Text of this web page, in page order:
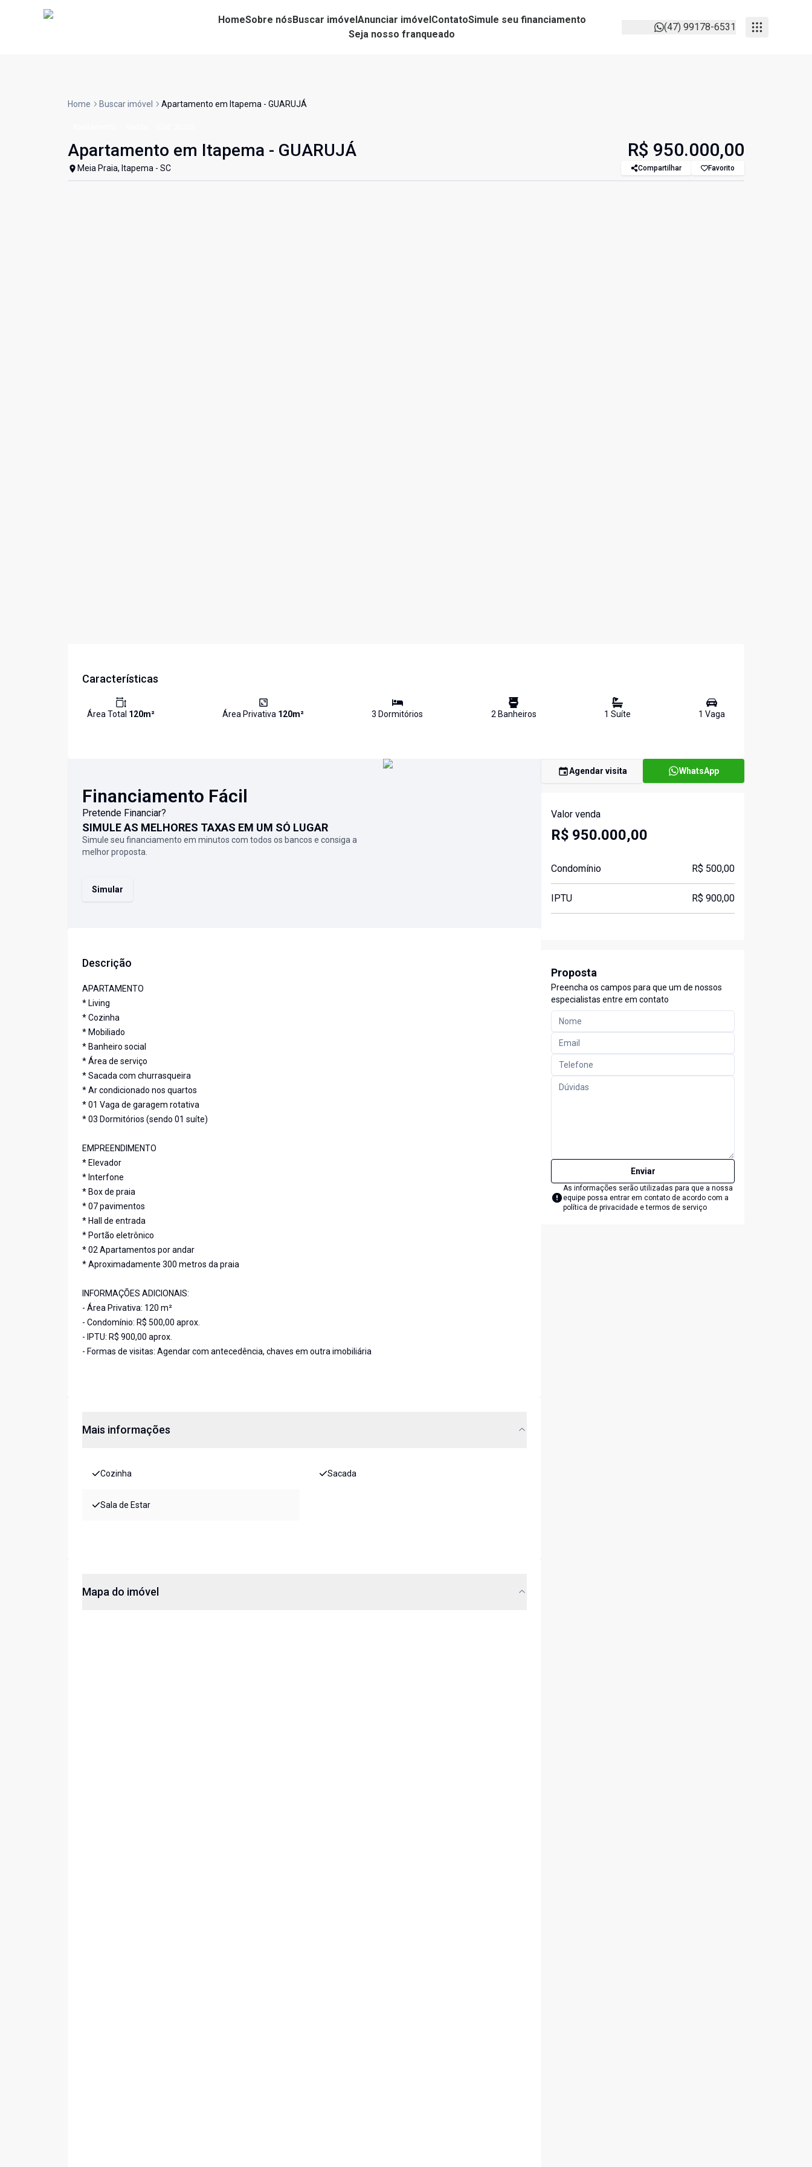
HomeSobre nósBuscar imóvelAnunciar imóvelContatoSimule seu financiamento
Seja nosso franqueado
(47) 99178-6531
Home Buscar imóvel Apartamento em Itapema - GUARUJÁ
Apartamento em Itapema - GUARUJÁ
Meia Praia, Itapema - SC
R$ 950.000,00
Compartilhar Favorito
Características
Área Total 120m² Área Privativa 120m² 3 Dormitórios 2Banheiros 1 Suíte 1 Vaga
Financiamento Fácil
Pretende Financiar?
SIMULE AS MELHORES TAXAS EM UM SÓ LUGAR
Simule seu financiamento em minutos com todos os bancos e consiga a
melhor proposta.
Simular
Descrição
APARTAMENTO
* Living
* Cozinha
* Mobiliado
* Banheiro social
* Área de serviço
* Sacada com churrasqueira
* Ar condicionado nos quartos
* 01 Vaga de garagem rotativa
* 03 Dormitórios (sendo 01 suíte)
EMPREENDIMENTO
* Elevador
* Interfone
* Box de praia
* 07 pavimentos
* Hall de entrada
* Portão eletrônico
* 02 Apartamentos por andar
* Aproximadamente 300 metros da praia
INFORMAÇÕES ADICIONAIS:
- Área Privativa: 120 m²
- Condomínio: R$ 500,00 aprox.
- IPTU: R$ 900,00 aprox.
- Formas de visitas: Agendar com antecedência, chaves em outra imobiliária
Mais informações
Cozinha Sacada
Sala de Estar
Mapa do imóvel
Agendar visita WhatsApp
Valor venda
R$ 950.000,00
Condomínio R$ 500,00
IPTU R$ 900,00
Proposta
Preencha os campos para que um de nossos
especialistas entre em contato
Enviar
As informações serão utilizadas para que a nossa
equipe possa entrar em contato de acordo com a
política de privacidade e termos de serviço